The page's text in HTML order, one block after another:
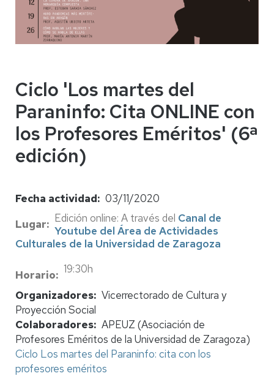
Ciclo 'Los martes del
Paraninfo: Cita ONLINE con
los Profesores Eméritos' (6ª
edición)
Fecha actividad
03/11/2020
Lugar
Edición online: A través del Canal de
Youtube del Área de Actividades
Culturales de la Universidad de Zaragoza
Horario
19:30h
Organizadores Vicerrectorado de Cultura y
Proyección Social
Colaboradores APEUZ (Asociación de
Profesores Eméritos de la Universidad de Zaragoza)
Ciclo Los martes del Paraninfo: cita con los
profesores eméritos